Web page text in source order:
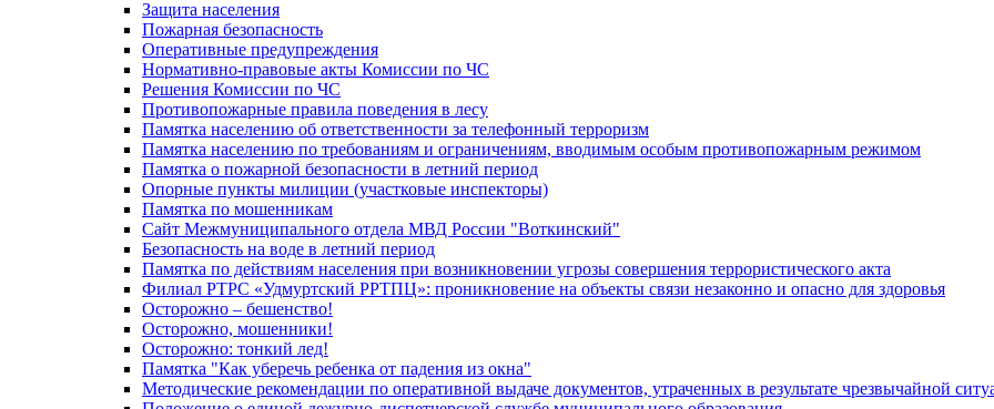
Защита населения
Пожарная безопасность
Оперативные предупреждения
Нормативно-правовые акты Комиссии по ЧС
Решения Комиссии по ЧС
Противопожарные правила поведения в лесу
Памятка населению об ответственности за телефонный терроризм
Памятка населению по требованиям и ограничениям, вводимым особым противопожарным режимом
Памятка о пожарной безопасности в летний период
Опорные пункты милиции (участковые инспекторы)
Памятка по мошенникам
Сайт Межмуниципального отдела МВД России "Воткинский"
Безопасность на воде в летний период
Памятка по действиям населения при возникновении угрозы совершения террористического акта
Филиал РТРС «Удмуртский РРТПЦ»: проникновение на объекты связи незаконно и опасно для здоровья
Осторожно – бешенство!
Осторожно, мошенники!
Осторожно: тонкий лед!
Памятка "Как уберечь ребенка от падения из окна"
Методические рекомендации по оперативной выдаче документов, утраченных в результате чрезвычайной